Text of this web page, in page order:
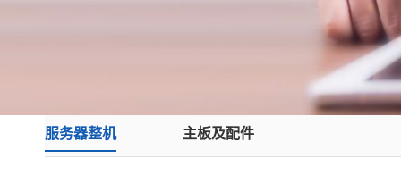
服务器整机 主板及配件